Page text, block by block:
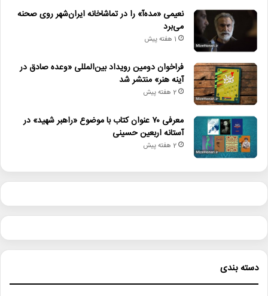
نعیمی «مده‌آ» را در تماشاخانه ایران‌شهر روی صحنه
می‌برد
1 هفته پیش
فراخوان دومین رویداد بین‌المللی «وعده صادق در
آینه هنر» منتشر شد
2 هفته پیش
معرفی ۷۰ عنوان کتاب با موضوع «راهبر شهید» در
آستانه اربعین حسینی
2 هفته پیش
دسته بندی